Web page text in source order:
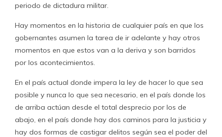
periodo de dictadura militar.
Hay momentos en la historia de cualquier país en que los
gobernantes asumen la tarea de ir adelante y hay otros
momentos en que estos van a la deriva y son barridos
por los acontecimientos.
En el país actual donde impera la ley de hacer lo que sea
posible y nunca lo que sea necesario, en el país donde los
de arriba actúan desde el total desprecio por los de
abajo, en el país donde hay dos caminos para la justicia y
hay dos formas de castigar delitos según sea el poder del